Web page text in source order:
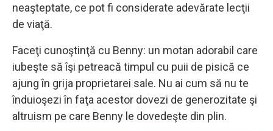
neaşteptate, ce pot fi considerate adevărate lecţii
de viaţă.
Faceţi cunoştinţă cu Benny: un motan adorabil care
iubeşte să îşi petreacă timpul cu puii de pisică ce
ajung în grija proprietarei sale. Nu ai cum să nu te
înduioşezi în faţa acestor dovezi de generozitate şi
altruism pe care Benny le dovedeşte din plin.